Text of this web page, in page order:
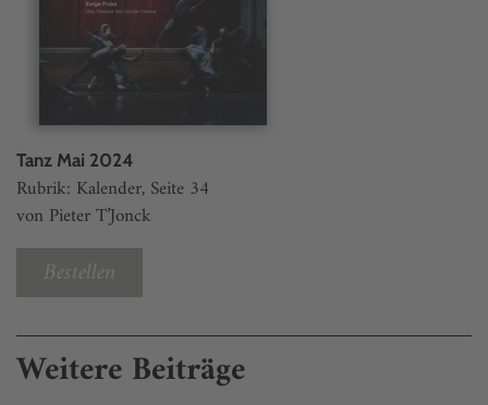
Tanz Mai 2024
Rubrik: Kalender, Seite 34
von Pieter T’Jonck
Bestellen
Weitere Beiträge